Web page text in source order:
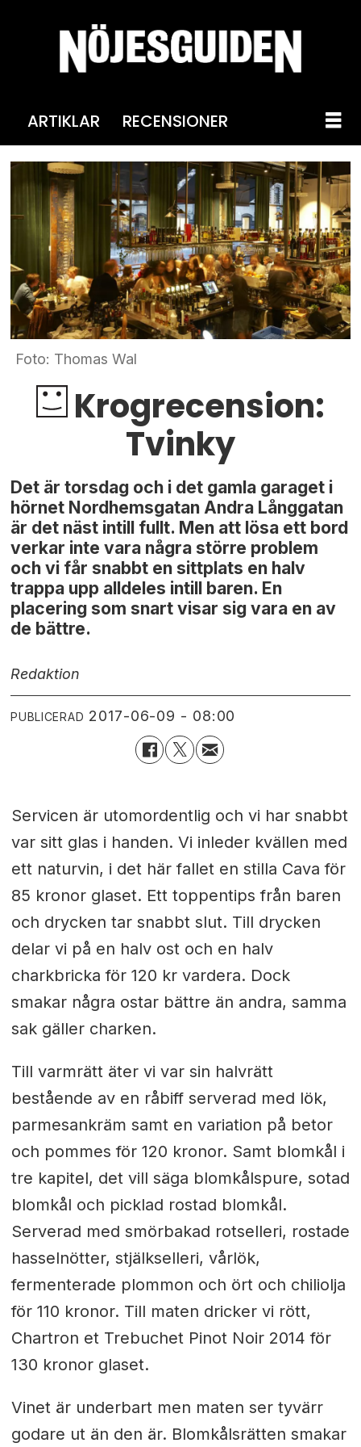
ARTIKLAR RECENSIONER
Foto: Thomas Wal
Krogrecension:
Tvinky
Det är torsdag och i det gamla garaget i
hörnet Nordhemsgatan Andra Långgatan
är det näst intill fullt. Men att lösa ett bord
verkar inte vara några större problem
och vi får snabbt en sittplats en halv
trappa upp alldeles intill baren. En
placering som snart visar sig vara en av
de bättre.
Redaktion
PUBLICERAD 2017-06-09 - 08:00
Servicen är utomordentlig och vi har snabbt
var sitt glas i handen. Vi inleder kvällen med
ett naturvin, i det här fallet en stilla Cava för
85 kronor glaset. Ett toppentips från baren
och drycken tar snabbt slut. Till drycken
delar vi på en halv ost och en halv
charkbricka för 120 kr vardera. Dock
smakar några ostar bättre än andra, samma
sak gäller charken.
Till varmrätt äter vi var sin halvrätt
bestående av en råbiff serverad med lök,
parmesankräm samt en variation på betor
och pommes för 120 kronor. Samt blomkål i
tre kapitel, det vill säga blomkålspure, sotad
blomkål och picklad rostad blomkål.
Serverad med smörbakad rotselleri, rostade
hasselnötter, stjälkselleri, vårlök,
fermenterade plommon och ört och chiliolja
för 110 kronor. Till maten dricker vi rött,
Chartron et Trebuchet Pinot Noir 2014 för
130 kronor glaset.
Vinet är underbart men maten ser tyvärr
godare ut än den är. Blomkålsrätten smakar